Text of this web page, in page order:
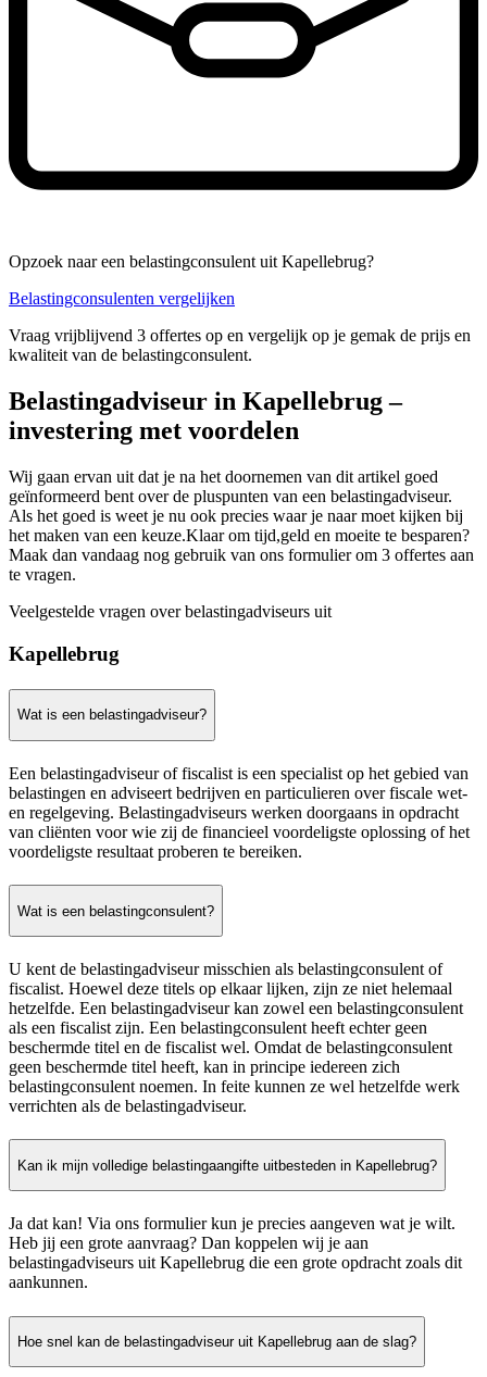
Opzoek naar een belastingconsulent uit Kapellebrug?
Belastingconsulenten vergelijken
Vraag vrijblijvend 3 offertes op en vergelijk op je gemak de prijs en
kwaliteit van de belastingconsulent.
Belastingadviseur in Kapellebrug –
investering met voordelen
Wij gaan ervan uit dat je na het doornemen van dit artikel goed
geïnformeerd bent over de pluspunten van een belastingadviseur.
Als het goed is weet je nu ook precies waar je naar moet kijken bij
het maken van een keuze.Klaar om tijd,geld en moeite te besparen?
Maak dan vandaag nog gebruik van ons formulier om 3 offertes aan
te vragen.
Veelgestelde vragen over belastingadviseurs uit
Kapellebrug
Wat is een belastingadviseur?
Een belastingadviseur of fiscalist is een specialist op het gebied van
belastingen en adviseert bedrijven en particulieren over fiscale wet-
en regelgeving. Belastingadviseurs werken doorgaans in opdracht
van cliënten voor wie zij de financieel voordeligste oplossing of het
voordeligste resultaat proberen te bereiken.
Wat is een belastingconsulent?
U kent de belastingadviseur misschien als belastingconsulent of
fiscalist. Hoewel deze titels op elkaar lijken, zijn ze niet helemaal
hetzelfde. Een belastingadviseur kan zowel een belastingconsulent
als een fiscalist zijn. Een belastingconsulent heeft echter geen
beschermde titel en de fiscalist wel. Omdat de belastingconsulent
geen beschermde titel heeft, kan in principe iedereen zich
belastingconsulent noemen. In feite kunnen ze wel hetzelfde werk
verrichten als de belastingadviseur.
Kan ik mijn volledige belastingaangifte uitbesteden in Kapellebrug?
Ja dat kan! Via ons formulier kun je precies aangeven wat je wilt.
Heb jij een grote aanvraag? Dan koppelen wij je aan
belastingadviseurs uit Kapellebrug die een grote opdracht zoals dit
aankunnen.
Hoe snel kan de belastingadviseur uit Kapellebrug aan de slag?